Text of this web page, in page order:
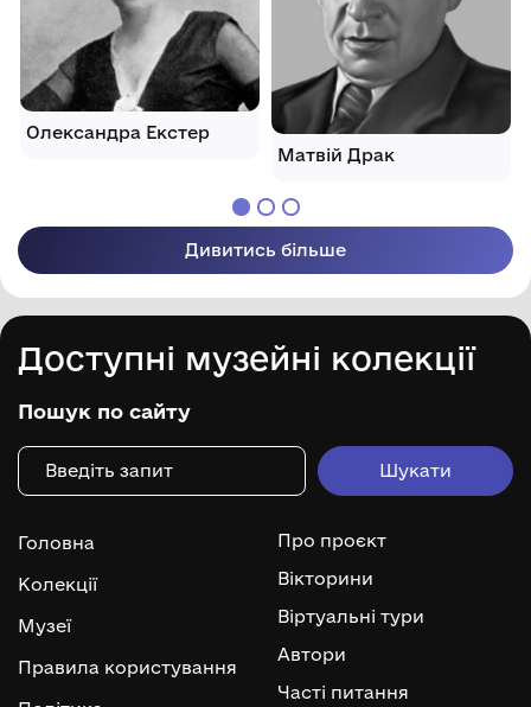
Олександра Екстер
Матвій Драк
Дивитись більше
Доступні музейні колекції
Пошук по сайту
Головна
Колекції
Музеї
Правила користування
Про проєкт
Вікторини
Віртуальні тури
Автори
Часті питання